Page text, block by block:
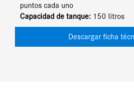
puntos cada uno
Capacidad de tanque: 150 litros
Descargar ficha